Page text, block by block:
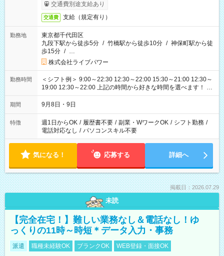
交通費別途支給あり
交通費 支給（規定有り）
勤務地
東京都千代田区
九段下駅から徒歩5分 / 竹橋駅から徒歩10分 / 神保町駅から徒
歩15分 / …
株式会社ライブパワー
勤務時間
＜シフト例＞ 9:00～22:30 12:30～22:00 15:30～21:00 12:30～
19:00 12:30～22:00 上記の時間から好きな時間を選べます！ ※
時間は変更となる可能性があります
期間 9月8日・9日
特徴 週1日からOK / 履歴書不要 / 副業・WワークOK / シフト勤務 /
電話対応なし / パソコンスキル不要
気になる！ 応募する 詳細へ
掲載日：2026.07.29
未読
【完全在宅！】難しい業務なし＆電話なし！ゆ
っくりの11時～時短＊データ入力・事務
派遣 職種未経験OK ブランクOK WEB登録・面接OK